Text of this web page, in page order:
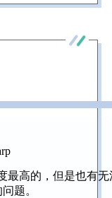
最高的，但是也有无
题。